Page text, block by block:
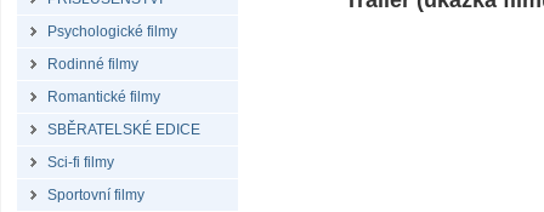
Psychologické filmy
Rodinné filmy
Romantické filmy
SBĚRATELSKÉ EDICE
Sci-fi filmy
Sportovní filmy